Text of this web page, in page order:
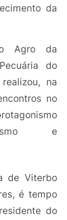
da
Agro da
do
na
no
e
de Viterbo
é tempo
do